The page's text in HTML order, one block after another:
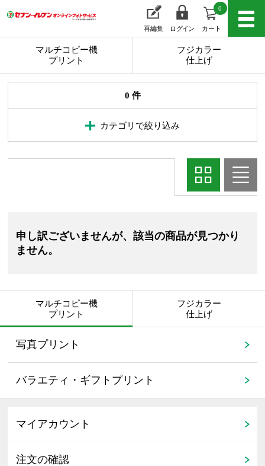
再編集 ログイン カート
0
マルチコピー機
プリント
フジカラー
仕上げ
0 件
カテゴリで絞り込み
申し訳ございませんが、該当の商品が見つかり
ません。
マルチコピー機
プリント
写真プリント
バラエティ・ギフトプリント
フジカラー
仕上げ
マイアカウント
注文の確認